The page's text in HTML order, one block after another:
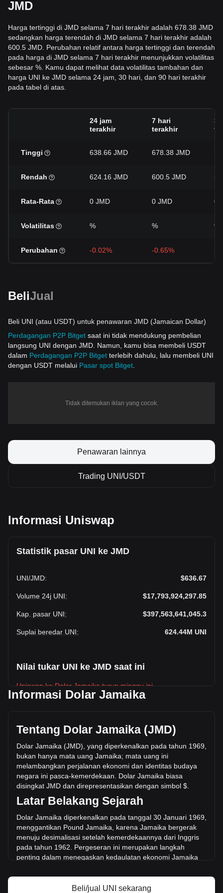
JMD
Harga tertinggi di JMD selama 7 hari terakhir adalah 678.38 JMD
sedangkan harga terendah di JMD selama 7 hari terakhir adalah
600.5 JMD. Perubahan relatif antara harga tertinggi dan terendah
pada harga di JMD selama 7 hari terakhir menunjukkan volatilitas
sebesar %. Kamu dapat melihat data volatilitas tambahan dan
harga UNI ke JMD selama 24 jam, 30 hari, dan 90 hari terakhir
pada tabel di atas.
24 jam
terakhir
7 hari
terakhir
Tinggi 638.66 JMD 678.38 JMD
Rendah 624.16 JMD 600.5 JMD
Rata-Rata 0 JMD 0 JMD 0
Volatilitas % % %
Perubahan -0.02% -0.65%
BeliJual
Beli UNI (atau USDT) untuk penawaran JMD (Jamaican Dollar)
Perdagangan P2P Bitget saat ini tidak mendukung pembelian
langsung UNI dengan JMD. Namun, kamu bisa membeli USDT
dalam Perdagangan P2P Bitget terlebih dahulu, lalu membeli UNI
dengan USDT melalui Pasar spot Bitget
Tidak ditemukan iklan yang cocok.
Penawaran lainnya
Trading UNI/USDT
Informasi Uniswap
Statistik pasar UNI ke JMD
UNI/JMD: $636.67
Volume 24j UNI: $17,793,924,297.85
Kap. pasar UNI: $397,563,641,045.3
Suplai beredar UNI: 624.44M UNI
Nilai tukar UNI ke JMD saat ini
Uniswap ke Dolar Jamaika turun minggu ini.
JMD berdasarkan suplai beredar sebanyak 624,438,400
UNI. Volume perdagangan sebesar Uniswap telah berubah
-30.57% ($-7,836,207,868.94 JMD) dalam 24 jam terakhir.
Pada hari perdagangan terakhir, volume perdagangan UNI
adalah $25,630,132,166.79.
Info lebih lanjut tentang Uniswap di Bitget
Prediksi harga Uniswap
Apa itu Uniswap (UNI)
Kalkulator profit Uniswap
Informasi Dolar Jamaika
Tentang Dolar Jamaika (JMD)
Dolar Jamaika (JMD), yang diperkenalkan pada tahun 1969,
bukan hanya mata uang Jamaika; mata uang ini
melambangkan perjalanan ekonomi dan identitas budaya
negara ini pasca-kemerdekaan. Dolar Jamaika biasa
disingkat JMD dan direpresentasikan dengan simbol $
Latar Belakang Sejarah
Dolar Jamaika diperkenalkan pada tanggal 30 Januari 1969,
menggantikan Pound Jamaika, karena Jamaika bergerak
menuju desimalisasi setelah kemerdekaannya dari Inggris
pada tahun 1962. Pergeseran ini merupakan langkah
penting dalam menegaskan kedaulatan ekonomi Jamaika
Desain dan Simbolisme
Beli/jual UNI sekarang